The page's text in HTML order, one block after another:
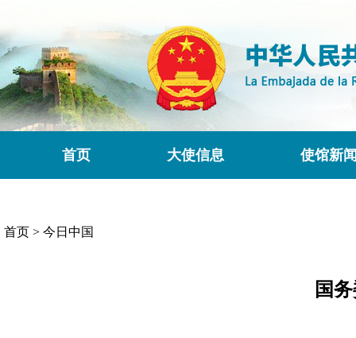
首页 大使信息 使馆新
首页 > 今日中国
国